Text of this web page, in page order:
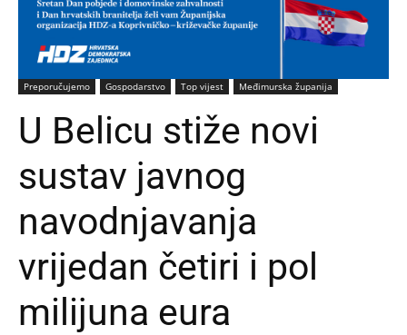
Preporučujemo Gospodarstvo Top vijest Međimurska županija
U Belicu stiže novi
sustav javnog
navodnjavanja
vrijedan četiri i pol
milijuna eura